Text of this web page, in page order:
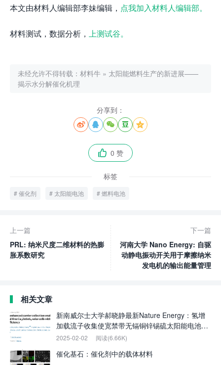
本文由材料人编辑部李妹编辑， 点我加入材料人编辑部。
材料测试，数据分析， 上测试谷。
未经允许不得转载： 材料牛 » 太阳能燃料生产的新进展——
揭示水分解催化机理
分享到：
    
 0 赞
标签
催化剂 太阳能电池 燃料电池
上一篇
PRL: 纳米尺度二维材料的热膨
胀系数研究
下一篇
河南大学 Nano Energy: 自驱
动静电振动开关用于摩擦纳米
发电机的输出能量管理
相关文章
新南威尔士大学郝晓静最新Nature Energy：氢增
加载流子收集使宽禁带无镉铜锌锡硫太阳能电池获
得11.4%的认证效率
2025-02-02 阅读(6.66K)
催化基石：催化剂中的载体材料